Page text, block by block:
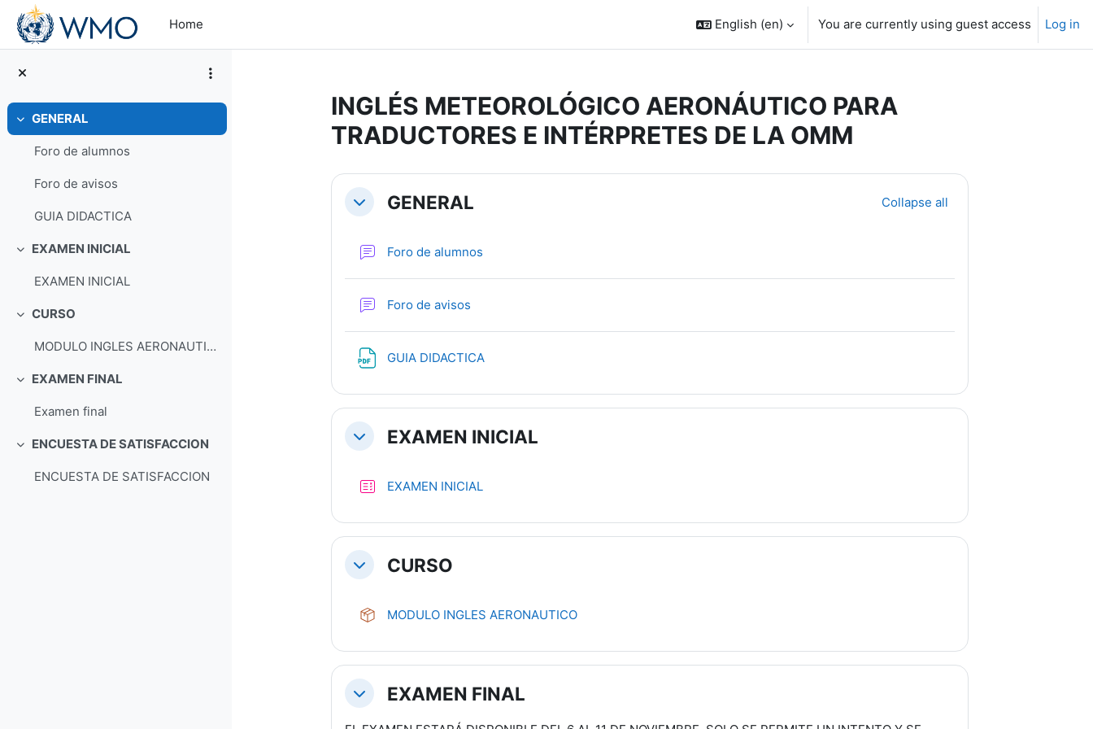
Skip to main content
Home
English ‎(en)‎ You are currently using guest access Log in
Collapse
GENERAL
Foro de alumnos
Foro de avisos
GUIA DIDACTICA
Collapse
EXAMEN INICIAL
EXAMEN INICIAL
Collapse
CURSO
MODULO INGLES AERONAUTICO
Collapse
EXAMEN FINAL
Examen final
Collapse
ENCUESTA DE SATISFACCION
ENCUESTA DE SATISFACCION
INGLÉS METEOROLÓGICO AERONÁUTICO PARA
TRADUCTORES E INTÉRPRETES DE LA OMM
Section outline
CollapseGENERAL Collapse all
Foro de alumnos
Foro de avisos
GUIA DIDACTICA
CollapseEXAMEN INICIAL
EXAMEN INICIALQuiz
CollapseCURSO
MODULO INGLES AERONAUTICOSCORM package
CollapseEXAMEN FINAL